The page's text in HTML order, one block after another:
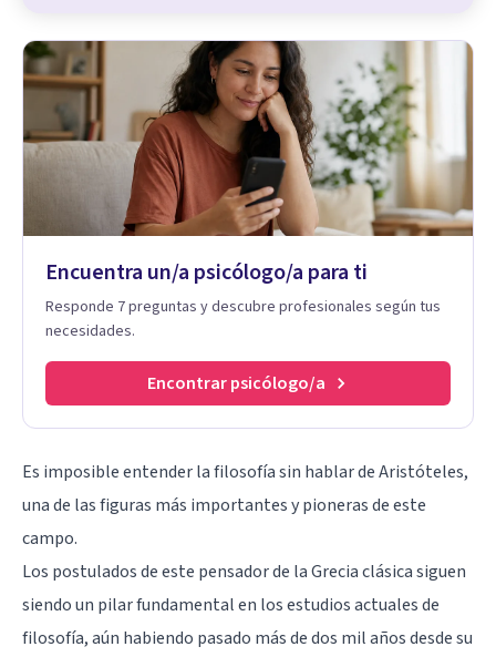
Encuentra un/a psicólogo/a para ti
Responde 7 preguntas y descubre profesionales según tus
necesidades.
Encontrar psicólogo/a
Es imposible entender la filosofía sin hablar de Aristóteles,
una de las figuras más importantes y pioneras de este
campo.
Los postulados de este pensador de la Grecia clásica siguen
siendo un pilar fundamental en los estudios actuales de
filosofía, aún habiendo pasado más de dos mil años desde su